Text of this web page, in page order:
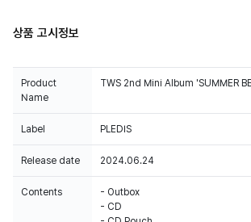
상품 고시정보
Product
Name
TWS 2nd Mini Album 'SUMMER
Label PLEDIS
Release date 2024.06.24
Contents
- Outbox
- CD